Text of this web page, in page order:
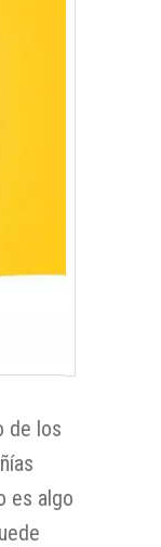
de los
es algo